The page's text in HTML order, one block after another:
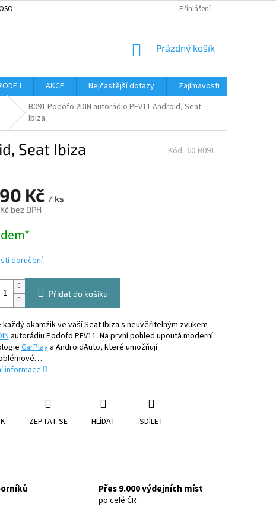
ÚDAJŮ SLOVNÍK POJMŮ
Přihlášení
NÁKUPNÍ
Prázdný košík
AKCE Nejčastější dotazy Zajímavosti
B091 Podofo 2DIN autorádio PEV11 Android, Seat
Ibiza
Seat Ibiza Kód: 60-B091
Kč / ks
bez DPH
doručení
Přidat do košíku
každý okamžik ve vaší Seat Ibiza s neuvěřitelným zvukem
autorádiu Podofo PEV11. Na první pohled upoutá moderní
CarPlaya AndroidAuto, které umožňují
informace
ZEPTAT SE HLÍDAT SDÍLET
Přes 9.000 výdejních míst
po celé ČR